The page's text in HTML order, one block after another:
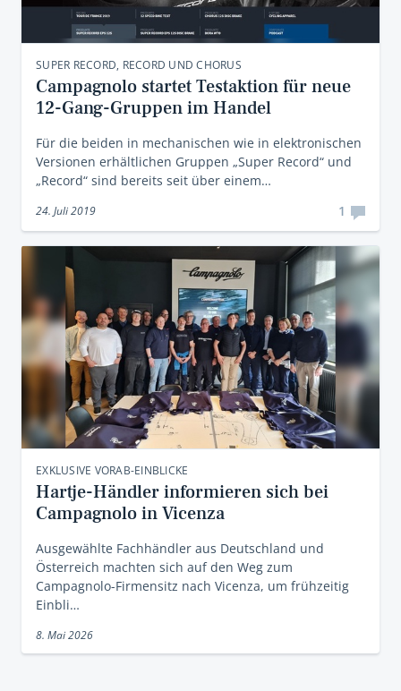
SUPER RECORD, RECORD UND CHORUS
Campagnolo startet Testaktion für neue
12-Gang-Gruppen im Handel
Für die beiden in mechanischen wie in elektronischen
Versionen erhältlichen Gruppen „Super Record“ und
„Record“ sind bereits seit über einem…
24. Juli 2019 1
EXKLUSIVE VORAB-EINBLICKE
Hartje-Händler informieren sich bei
Campagnolo in Vicenza
Ausgewählte Fachhändler aus Deutschland und
Österreich machten sich auf den Weg zum
Campagnolo-Firmensitz nach Vicenza, um frühzeitig
Einbli…
8. Mai 2026